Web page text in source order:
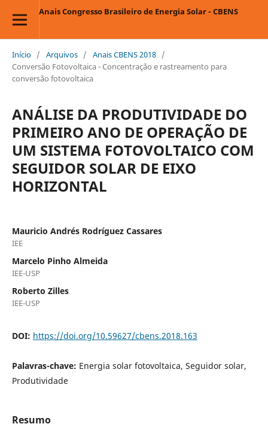
Anais Congresso Brasileiro de Energia Solar - CBENS
Início / Arquivos / Anais CBENS 2018 /
Conversão Fotovoltaica - Concentração e rastreamento para
conversão fotovoltaica
ANÁLISE DA PRODUTIVIDADE DO
PRIMEIRO ANO DE OPERAÇÃO DE
UM SISTEMA FOTOVOLTAICO COM
SEGUIDOR SOLAR DE EIXO
HORIZONTAL
Mauricio Andrés Rodríguez Cassares
IEE
Marcelo Pinho Almeida
IEE-USP
Roberto Zilles
IEE-USP
DOI: https://doi.org/10.59627/cbens.2018.163
Palavras-chave: Energia solar fotovoltaica, Seguidor solar,
Produtividade
Resumo